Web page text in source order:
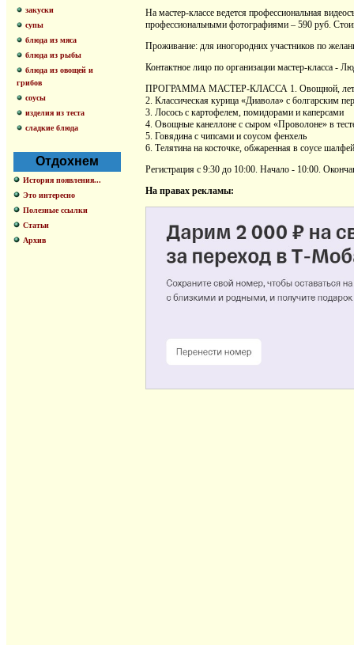
закуски
супы
блюда из мяса
блюда из рыбы
блюда из овощей и
грибов
соусы
изделия из теста
сладкие блюда
Отдохнем
История появления...
Это интересно
Полезные ссылки
Статьи
Архив
На мастер-классе ведется профессиональная
профессиональными фотографиями – 590 руб.
Проживание: для иногородних участников по
Контактное лицо по организации мастер-класса -
ПРОГРАММА МАСТЕР-КЛАССА 1. Овощной, летний
2. Классическая курица «Диавола» с болгарским
3. Лосось с картофелем, помидорами и каперсами
4. Овощные канеллоне с сыром «Проволоне» в
5. Говядина с чипсами и соусом фенхель
6. Телятина на косточке, обжаренная в соусе
Регистрация с 9:30 до 10:00. Начало - 10:00.
На правах рекламы: